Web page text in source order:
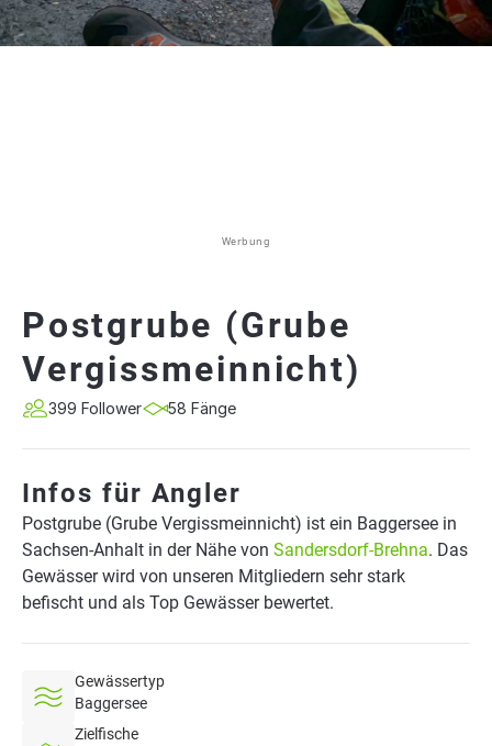
Werbung
Postgrube (Grube
Vergissmeinnicht)
399 Follower 58 Fänge
Infos für Angler
Postgrube (Grube Vergissmeinnicht) ist ein Baggersee in
Sachsen-Anhalt in der Nähe von Sandersdorf-Brehna. Das
Gewässer wird von unseren Mitgliedern sehr stark
befischt und als Top Gewässer bewertet.
Gewässertyp
Baggersee
Zielfische